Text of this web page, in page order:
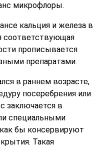
микрофлоры.
кальция и железа в
соответствующая
прописывается
препаратами.
в раннем возрасте,
посеребрения или
заключается в
специальными
бы консервируют
Такая